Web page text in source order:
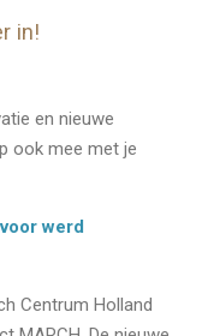
in!
en nieuwe
ook mee met je
werd
Centrum Holland